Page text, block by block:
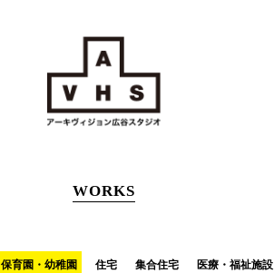
WORKS
保育園・幼稚園 住宅 集合住宅 医療・福祉施設